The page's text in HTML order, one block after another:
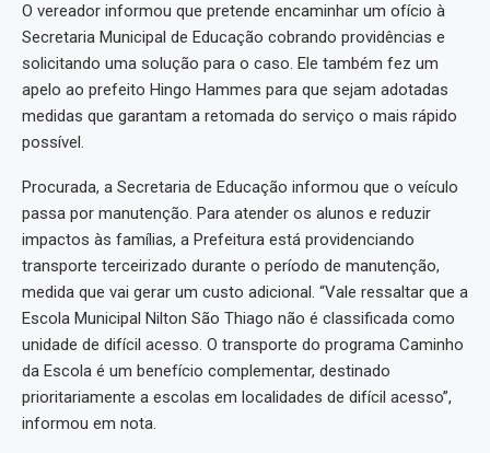
O vereador informou que pretende encaminhar um ofício à
Secretaria Municipal de Educação cobrando providências e
solicitando uma solução para o caso. Ele também fez um
apelo ao prefeito Hingo Hammes para que sejam adotadas
medidas que garantam a retomada do serviço o mais rápido
possível.
Procurada, a Secretaria de Educação informou que o veículo
passa por manutenção. Para atender os alunos e reduzir
impactos às famílias, a Prefeitura está providenciando
transporte terceirizado durante o período de manutenção,
medida que vai gerar um custo adicional. “Vale ressaltar que a
Escola Municipal Nilton São Thiago não é classificada como
unidade de difícil acesso. O transporte do programa Caminho
da Escola é um benefício complementar, destinado
prioritariamente a escolas em localidades de difícil acesso”,
informou em nota.